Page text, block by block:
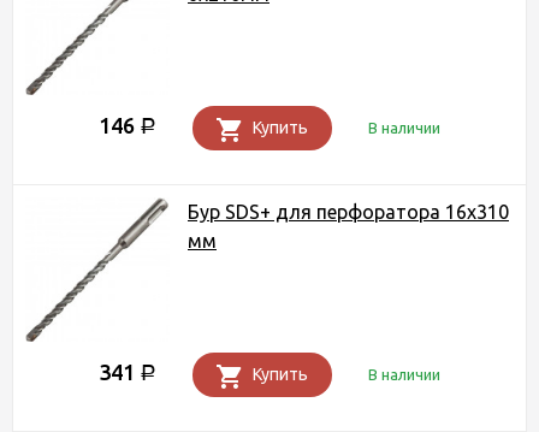
146 Р Купить В наличии
Бур SDS+ для перфоратора 16х310
мм
341 Р Купить В наличии